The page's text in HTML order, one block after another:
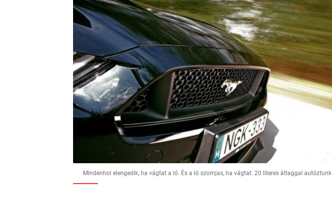
Mindenhol elengedik, ha vágtat a ló. És a ló szomjas, ha vágtat. 20 literes átlaggal autóztunk